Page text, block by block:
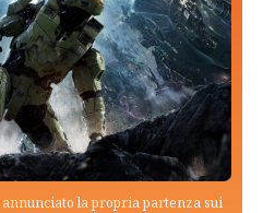
la propria partenza sui